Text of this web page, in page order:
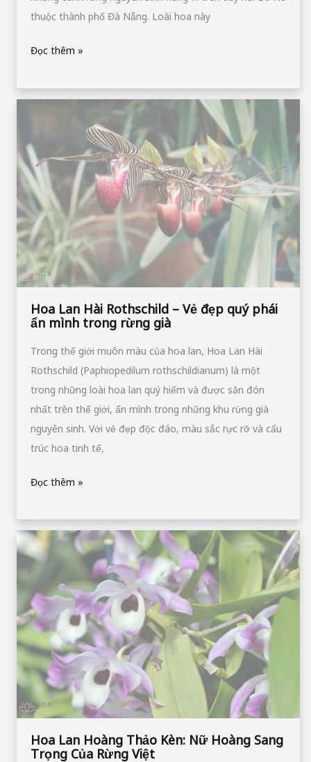
thuộc thành phố Đà Nẵng. Loài hoa này
Đọc thêm »
Hoa Lan Hài Rothschild – Vẻ đẹp quý phái
ẩn mình trong rừng già
Trong thế giới muôn màu của hoa lan, Hoa Lan Hài
Rothschild (Paphiopedilum rothschildianum) là một
trong những loài hoa lan quý hiếm và được săn đón
nhất trên thế giới, ẩn mình trong những khu rừng già
nguyên sinh. Với vẻ đẹp độc đáo, màu sắc rực rỡ và cấu
trúc hoa tinh tế,
Hài
Rothschild
–
Vẻ
đẹp
quý
phái
ẩn
mình
trong
Đọc thêm »
Hoa Lan Hoàng Thảo Kèn: Nữ Hoàng Sang
Trọng Của Rừng Việt
Hoa
Lan
Thảo
Kèn:
Nữ
Hoàng
Sang
Trọng
Của
Rừng
Việt